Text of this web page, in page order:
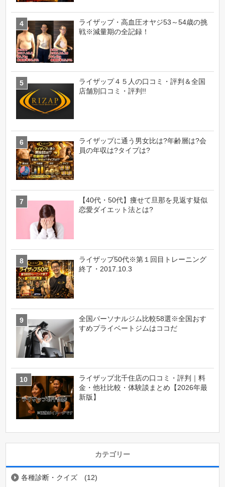
ライザップ・高血圧オヤジ53～54歳の挑
戦※減量期の全記録！
ライザップ４５人の口コミ・評判＆全国
店舗別口コミ・評判!!
ライザップに通う男女比は?年齢層は?会
員の年収は?タイプは?
【40代・50代】痩せて旦那を見返す疑似
恋愛ダイエット法とは?
ライザップ50代※第１回目トレーニング
終了・2017.10.3
全国パーソナルジム比較58選※全国おす
すめプライベートジムはココだ
ライザップ北千住店の口コミ・評判｜料
金・他社比較・体験談まとめ【2026年最
新版】
カテゴリー
各種診断・クイズ (12)